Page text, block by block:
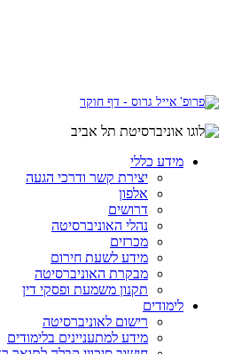
מידע כללי
יצירת קשר ודרכי הגעה
אלפון
דרושים
נהלי האוניברסיטה
מכרזים
מידע לשעת חירום
מבקרת האוניברסיטה
תקנון משמעת ופסקי דין
לימודים
רישום לאוניברסיטה
מידע למתעניינים בלימודים